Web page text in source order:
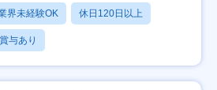
界未経験OK 休日120日以上
賞与あり